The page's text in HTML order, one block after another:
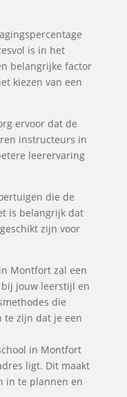
is in het
belangrijke factor
kiezen van een
ervoor dat de
instructeurs in
leerervaring
die de
is belangrijk dat
zijn voor
Montfort zal een
jouw leerstijl en
die
te zijn dat je een
in Montfort
ligt. Dit maakt
in te plannen en